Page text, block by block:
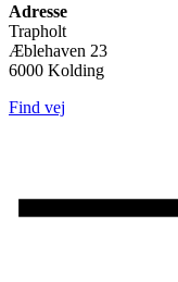
Adresse
Trapholt
Æblehaven 23
6000 Kolding
Find vej